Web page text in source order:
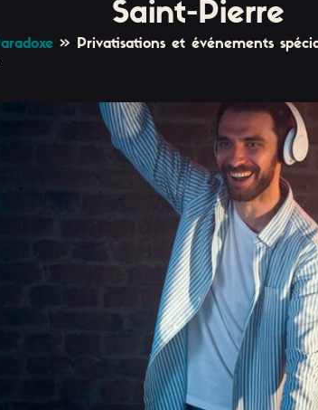
Saint-Pierre
» Privatisations et événements